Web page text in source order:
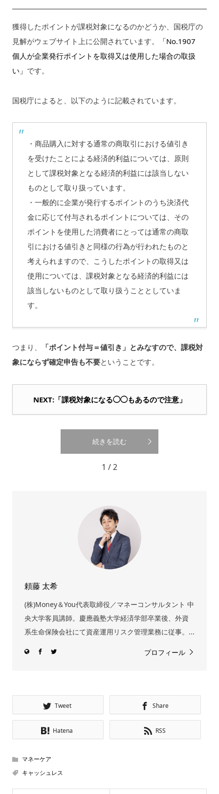
獲得したポイントが課税対象になるのかどうか、国税庁の
見解がウェブサイト上に公開されています。
「No.1907
個人が企業発行ポイントを取得又は使用した場合の取扱
い」 です。
国税庁によると、以下のように記載されています。
・商品購入に対する通常の商取引における値引き
を受けたことによる経済的利益については、原則
として課税対象となる経済的利益には該当しない
ものとして取り扱っています。
・一般的に企業が発行するポイントのうち決済代
金に応じて付与されるポイントについては、その
ポイントを使用した消費者にとっては通常の商取
引における値引きと同様の行為が行われたものと
考えられますので、こうしたポイントの取得又は
使用については、課税対象となる経済的利益には
該当しないものとして取り扱うこととしていま
す。
つまり、
「ポイント付与＝値引き」とみなすので、課税対
象にならず確定申告も不要ということです。
NEXT:「課税対象になる◯◯もあるので注意」
続きを読む
1 / 2
頼藤 太希
(株)Money＆You代表取締役／マネーコンサルタント 中
央大学客員講師。慶應義塾大学経済学部卒業後、外資
系生命保険会社にて資産運用リスク管理業務に従事。...
プロフィール
Tweet Share
Hatena RSS
マネーケア
キャッシュレス